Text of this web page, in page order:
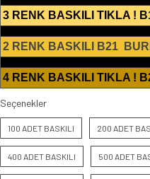
3 RENK BASKILI TIKLA !
2 RENK BASKILI B21
4 RENK BASKILI TIKLA !
Seçenekler
100 ADET BASKILI 200 ADET
400 ADET BASKILI 500 ADET